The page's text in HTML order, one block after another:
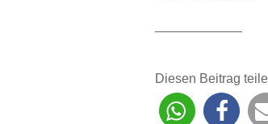
Diesen Beitrag